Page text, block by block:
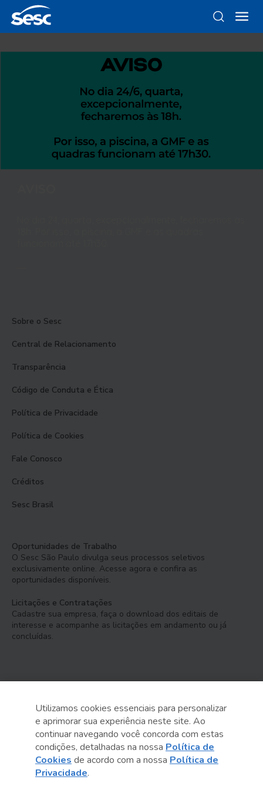
Sobre o Sesc
Central de Relacionamento
Transparência
Código de Conduta e Ética
Política de Privacidade
Política de Cookies
Fale Conosco
Créditos
Sesc Brasil
Oportunidades de Trabalho
O Sesc São Paulo divulga seus processos seletivos
exclusivamente online. Acesse agora e confira as
oportunidades disponíveis.
Licitações e Contratações
Cadastre sua empresa, faça o download dos editais de
interesse e acompanhe as licitações em andamento ou já
concluídas.
Serviço Social do Comércio
Administração Regional no Estado de São Paulo
Sesc São Paulo por aí:
Utilizamos cookies essenciais para personalizar
e aprimorar sua experiência neste site. Ao
continuar navegando você concorda com estas
condições, detalhadas na nossa Política de
Cookies de acordo com a nossa Política de
Privacidade.